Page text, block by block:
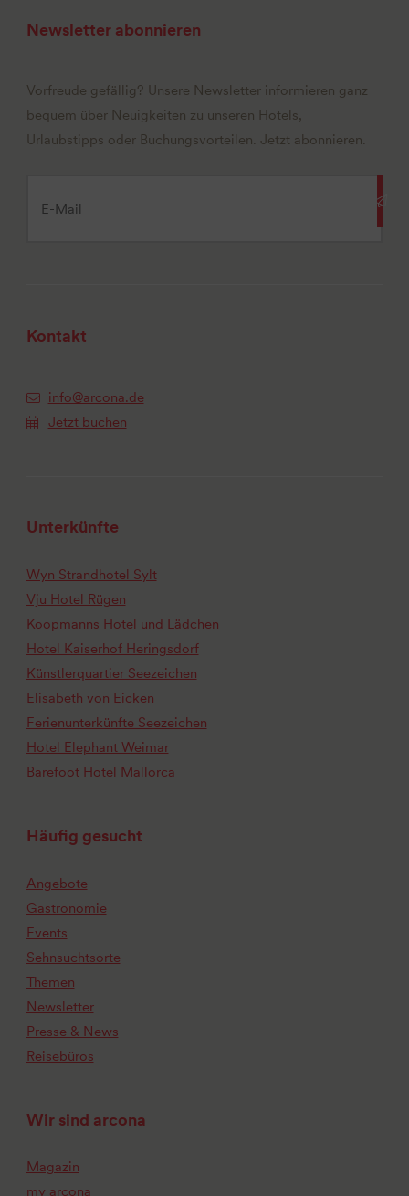
Newsletter abonnieren
Vorfreude gefällig? Unsere Newsletter informieren ganz
bequem über Neuigkeiten zu unseren Hotels,
Urlaubstipps oder Buchungsvorteilen. Jetzt abonnieren.
Kontakt
info@arcona.de
Jetzt buchen
Unterkünfte
Wyn Strandhotel Sylt
Vju Hotel Rügen
Koopmanns Hotel und Lädchen
Hotel Kaiserhof Heringsdorf
Künstlerquartier Seezeichen
Elisabeth von Eicken
Ferienunterkünfte Seezeichen
Hotel Elephant Weimar
Barefoot Hotel Mallorca
Häufig gesucht
Angebote
Gastronomie
Events
Sehnsuchtsorte
Themen
Newsletter
Presse & News
Reisebüros
Wir sind arcona
Magazin
my arcona